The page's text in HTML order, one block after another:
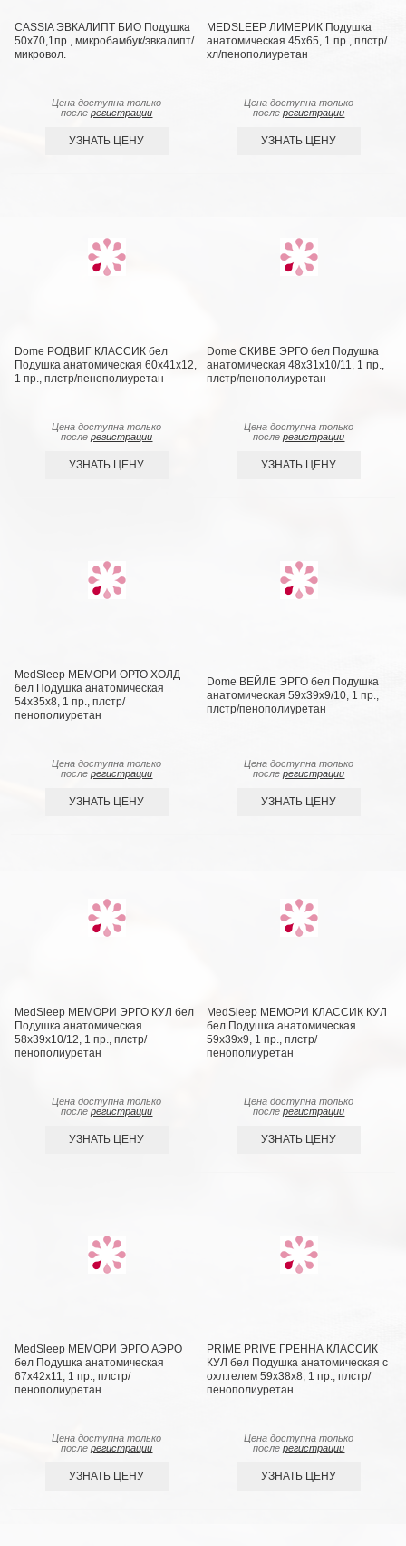
CASSIA ЭВКАЛИПТ БИО Подушка
50х70,1пр., микробамбук/эвкалипт/
микровол.
Цена доступна только
послерегистрации
УЗНАТЬ ЦЕНУ
MEDSLEEP ЛИМЕРИК Подушка
анатомическая 45х65, 1 пр., плстр/
хл/пенополиуретан
Цена доступна только
послерегистрации
УЗНАТЬ ЦЕНУ
Dome РОДВИГ КЛАССИК бел
Подушка анатомическая 60х41х12,
1 пр., плстр/пенополиуретан
Цена доступна только
послерегистрации
УЗНАТЬ ЦЕНУ
Dome СКИВЕ ЭРГО бел Подушка
анатомическая 48х31х10/11, 1 пр.,
плстр/пенополиуретан
Цена доступна только
послерегистрации
УЗНАТЬ ЦЕНУ
MedSleep МЕМОРИ ОРТО ХОЛД
бел Подушка анатомическая
54х35х8, 1 пр., плстр/
пенополиуретан
Цена доступна только
послерегистрации
УЗНАТЬ ЦЕНУ
Dome ВЕЙЛЕ ЭРГО бел Подушка
анатомическая 59х39х9/10, 1 пр.,
плстр/пенополиуретан
Цена доступна только
послерегистрации
УЗНАТЬ ЦЕНУ
MedSleep МЕМОРИ ЭРГО КУЛ бел
Подушка анатомическая
58x39x10/12, 1 пр., плстр/
пенополиуретан
Цена доступна только
послерегистрации
УЗНАТЬ ЦЕНУ
MedSleep МЕМОРИ КЛАССИК КУЛ
бел Подушка анатомическая
59x39x9, 1 пр., плстр/
пенополиуретан
Цена доступна только
послерегистрации
УЗНАТЬ ЦЕНУ
MedSleep МЕМОРИ ЭРГО АЭРО
бел Подушка анатомическая
67x42x11, 1 пр., плстр/
пенополиуретан
Цена доступна только
послерегистрации
УЗНАТЬ ЦЕНУ
PRIME PRIVE ГРЕННА КЛАССИК
КУЛ бел Подушка анатомическая с
охл.гелем 59х38х8, 1 пр., плстр/
пенополиуретан
Цена доступна только
послерегистрации
УЗНАТЬ ЦЕНУ